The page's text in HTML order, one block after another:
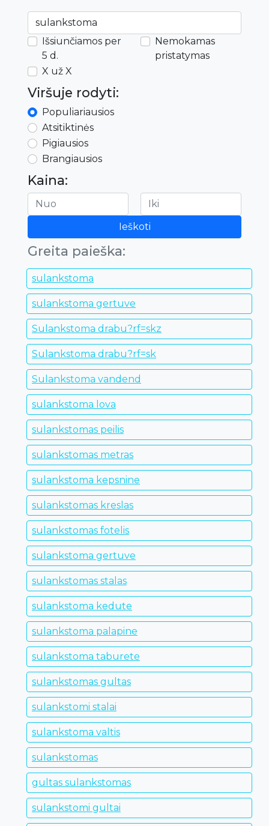
Išsiunčiamos per
5 d.
Nemokamas
pristatymas
X už X
Viršuje rodyti:
Populiariausios
Atsitiktinės
Pigiausios
Brangiausios
Kaina:
Ieškoti
Greita paieška:
sulankstoma
sulankstoma gertuve
Sulankstoma drabu?rf=skz
Sulankstoma drabu?rf=sk
Sulankstoma vandend
sulankstoma lova
sulankstomas peilis
sulankstomas metras
sulankstoma kepsnine
sulankstomas kreslas
sulankstomas fotelis
sulankstoma gertuve
sulankstomas stalas
sulankstoma kedute
sulankstoma palapine
sulankstoma taburete
sulankstomas gultas
sulankstomi stalai
sulankstoma valtis
sulankstomas
gultas sulankstomas
sulankstomi gultai